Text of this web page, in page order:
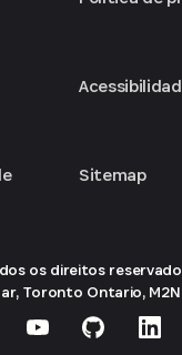
Sitemap
os direitos
Toronto Ontario,